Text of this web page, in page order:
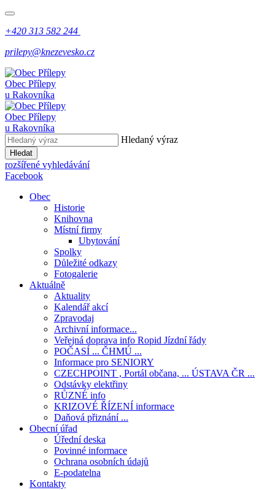
+420 313 582 244
prilepy@knezevesko.cz
Obec Přílepy
u Rakovníka
Obec Přílepy
u Rakovníka
Hledaný výraz
Hledat
rozšířené vyhledávání
Facebook
Obec
Historie
Knihovna
Místní firmy
Ubytování
Spolky
Důležité odkazy
Fotogalerie
Aktuálně
Aktuality
Kalendář akcí
Zpravodaj
Archivní informace...
Veřejná doprava info Ropid Jízdní řády
POČASÍ ... ČHMÚ ...
Informace pro SENIORY
CZECHPOINT , Portál občana, ... ÚSTAVA ČR ...
Odstávky elektřiny
RŮZNÉ info
KRIZOVÉ ŘÍZENÍ informace
Daňová přiznání ...
Obecní úřad
Úřední deska
Povinné informace
Ochrana osobních údajů
E-podatelna
Kontakty